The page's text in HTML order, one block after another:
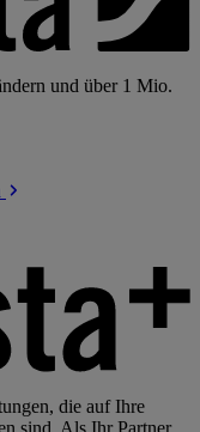
und über 1 Mio.
die auf Ihre
sind. Als Ihr Partner